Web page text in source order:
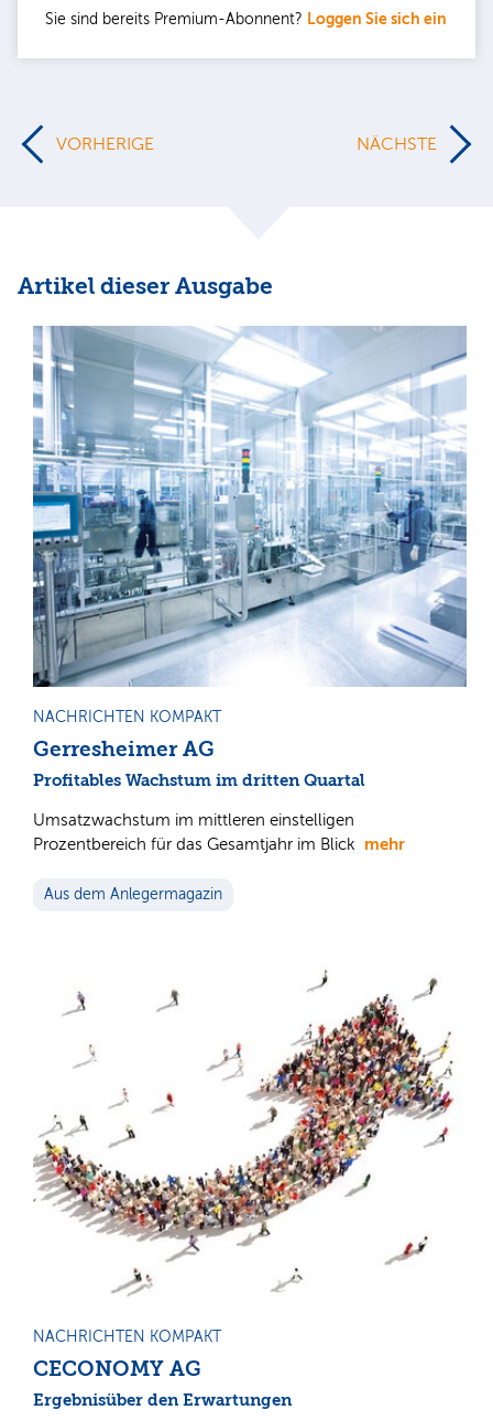
Sie sind bereits Premium-Abonnent? Loggen Sie sich ein
VORHERIGE NÄCHSTE
Artikel dieser Ausgabe
NACHRICHTEN KOMPAKT
Gerresheimer AG
Profitables Wachstum im dritten Quartal
Umsatzwachstum im mittleren einstelligen
Prozentbereich für das Gesamtjahr im Blick mehr
Aus dem Anlegermagazin
NACHRICHTEN KOMPAKT
CECONOMY AG
Ergebnisüber den Erwartungen